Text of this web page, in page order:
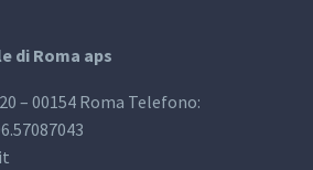
di Roma aps
– 00154 Roma Telefono: